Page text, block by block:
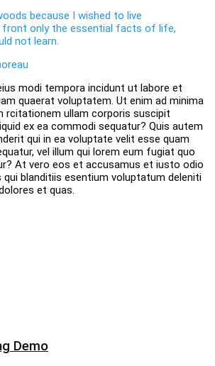
because I wished to live
front only the essential facts of life,
not learn.
modi tempora incidunt ut labore et
quaerat voluptatem. Ut enim ad minima
rcitationem ullam corporis suscipit
ex ea commodi sequatur? Quis autem
qui in ea voluptate velit esse quam
vel illum qui lorem eum fugiat quo
At vero eos et accusamus et iusto odio
blanditiis esentium voluptatum deleniti
et quas.
Demo